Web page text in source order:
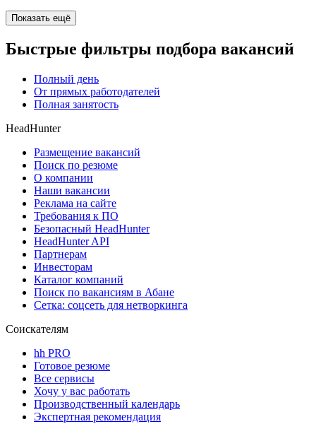
Показать ещё
Быстрые фильтры подбора вакансий
Полный день
От прямых работодателей
Полная занятость
HeadHunter
Размещение вакансий
Поиск по резюме
О компании
Наши вакансии
Реклама на сайте
Требования к ПО
Безопасный HeadHunter
HeadHunter API
Партнерам
Инвесторам
Каталог компаний
Поиск по вакансиям в Абане
Сетка: соцсеть для нетворкинга
Соискателям
hh PRO
Готовое резюме
Все сервисы
Хочу у вас работать
Производственный календарь
Экспертная рекомендация